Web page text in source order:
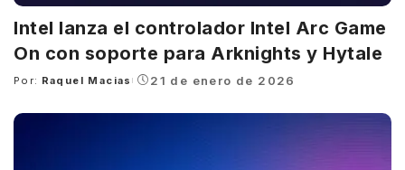
Intel lanza el controlador Intel Arc Game
On con soporte para Arknights y Hytale
Posted
Por: Raquel Macias 21 de enero de 2026